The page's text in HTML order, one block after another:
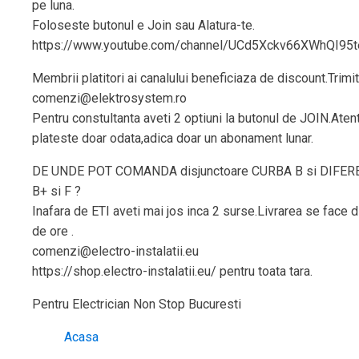
pe luna.
Foloseste butonul e Join sau Alatura-te.
https://www.youtube.com/channel/
Membrii platitori ai canalului beneficiaza de
comenzi@elektrosystem.ro
Pentru constultanta aveti 2 optiuni la butonul de
plateste doar odata,adica doar un abonament lunar.
DE UNDE POT COMANDA disjunctoare CURBA B si
B+ si F ?
Inafara de ETI aveti mai jos inca 2 surse.Livrarea se face
de ore .
comenzi@electro-instalatii.eu
https://shop.electro-instalatii.eu/ pentru toata tara.
Pentru Electrician Non Stop Bucuresti
Acasa